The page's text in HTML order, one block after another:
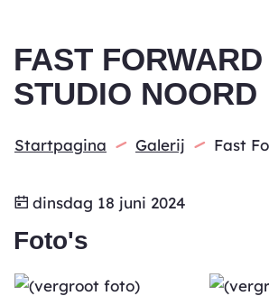
FAST
STUDIO NOORD
Startpagina Galerij Fast
dinsdag 18 juni 2024
Foto's